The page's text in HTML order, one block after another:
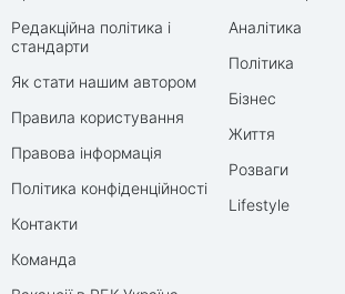
Редакційна політика і
стандарти
Як стати нашим автором
Правила користування
Правова інформація
Політика конфіденційності
Контакти
Команда
Аналітика
Політика
Бізнес
Життя
Розваги
Lifestyle